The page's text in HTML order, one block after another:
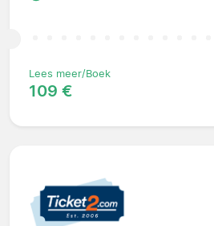
Lees meer/Boek
109 €